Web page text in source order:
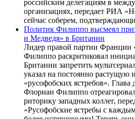
российским делегациям в
организациях, передает РИА
сейчас соберем,
Политик Филиппо высмеял
и Медведя» в Британии
Лидер правой партии Франции
Филиппо раскритиковал
Британии запретить
указал на постоянно растущую
«русофобских ястребов».
Флориан Филиппо
риторику западных коллег,
«Русофобские ястребы с